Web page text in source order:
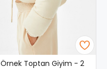
Örnek Toptan Giyim - 2